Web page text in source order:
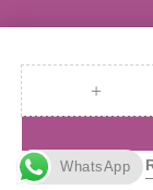
WhatsApp